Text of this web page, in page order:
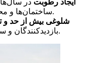
ایجاد رطوبت در
ساختمان‌ها و محیط اطراف مشکل‌ساز شود.
شلوغی بیش از حد و
بازدیدکنندگان و ساکنان را دچار مشکل می‌کند.